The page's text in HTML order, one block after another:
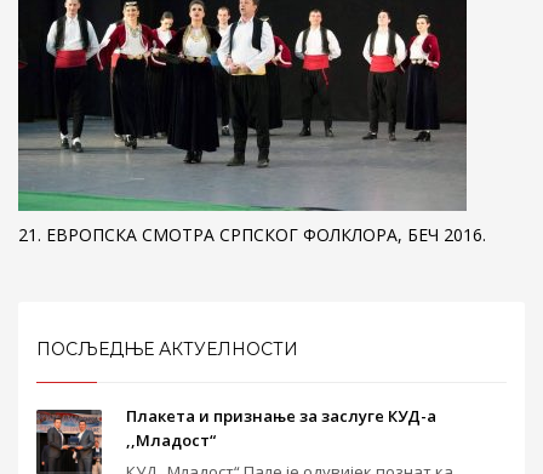
21. ЕВРОПСКА СМОТРА СРПСКОГ ФОЛКЛОРА, БЕЧ 2016.
ПОСЉЕДЊЕ АКТУЕЛНОСТИ
Плакета и признање за заслуге КУД-а
,,Младост“